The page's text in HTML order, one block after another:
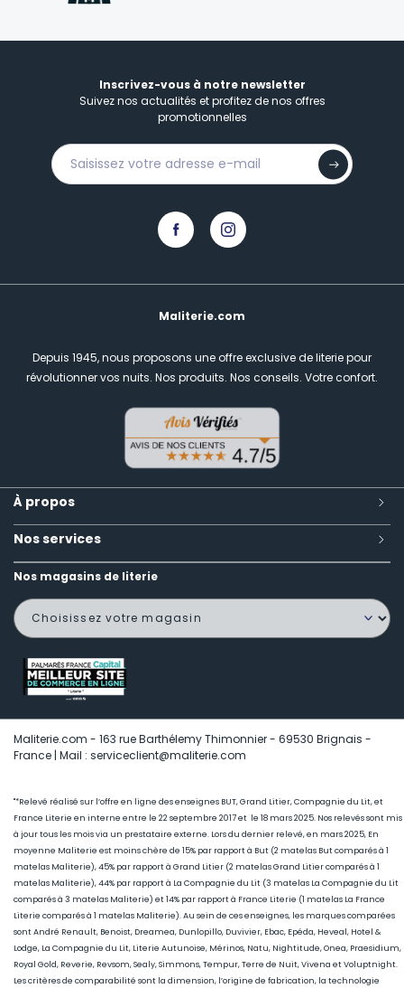
Inscrivez-vous à notre newsletter
Suivez nos actualités et profitez de nos offres
promotionnelles
Maliterie.com
Depuis 1945, nous proposons une offre exclusive de literie pour
révolutionner vos nuits. Nos produits. Nos conseils. Votre confort.
À propos
Nos services
Nos magasins de literie
Maliterie.com - 163 rue Barthélemy Thimonnier - 69530 Brignais -
France | Mail : serviceclient@maliterie.com
"*Relevé réalisé sur l’offre en ligne des enseignes BUT, Grand Litier, Compagnie du Lit, et
France Literie en interne entre le 22 septembre 2017 et le 18 mars 2025. Nos relevés sont mis
à jour tous les mois via un prestataire externe. Lors du dernier relevé, en mars 2025, En
moyenne Maliterie est moins chère de 15% par rapport à But (2 matelas But comparés à 1
matelas Maliterie), 45% par rapport à Grand Litier (2 matelas Grand Litier comparés à 1
matelas Maliterie), 44% par rapport à La Compagnie du Lit (3 matelas La Compagnie du Lit
comparés à 3 matelas Maliterie) et 14% par rapport à France Literie (1 matelas La France
Literie comparés à 1 matelas Maliterie). Au sein de ces enseignes, les marques comparées
sont André Renault, Benoist, Dreamea, Dunlopillo, Duvivier, Ebac, Epéda, Heveal, Hotel &
Lodge, La Compagnie du Lit, Literie Autunoise, Mérinos, Natu, Nightitude, Onea, Praesidium,
Royal Gold, Reverie, Revsom, Sealy, Simmons, Tempur, Terre de Nuit, Vivena et Voluptnight.
Les critères de comparabilité sont la dimension, l’origine de fabrication, la technologie